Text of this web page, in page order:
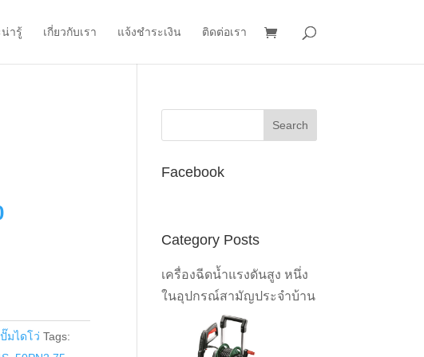
ารู้ เกี่ยวกับเรา แจ้งชำระเงิน ติดต่อเรา
Current
มไดโว่ Tags:
Facebook
Category Posts
เครื่องฉีดน้ำแรงดันสูง หนึ่ง
ในอุปกรณ์สามัญประจำบ้าน